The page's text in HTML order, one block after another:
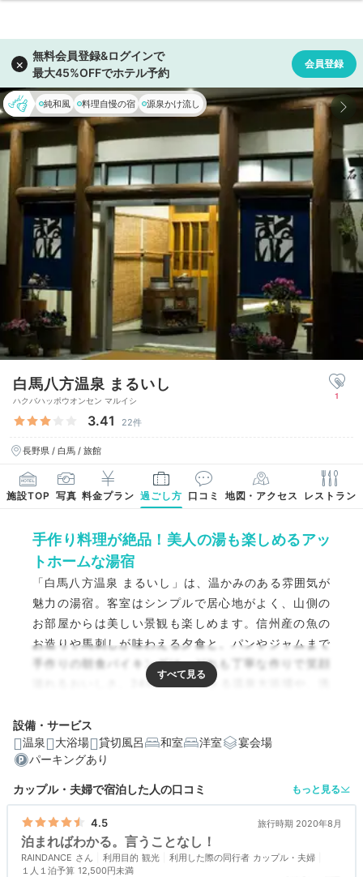
純和風 料理自慢の宿 源泉かけ流し
白馬八方温泉 まるいし
ハクバハッポウオンセン マルイシ
3.41 22件
長野県 / 白馬 / 旅館
1
施設TOP 写真 料金プラン 過ごし方 口コミ 地図・アクセス レストラン
手作り料理が絶品！美人の湯も楽しめるアッ
トホームな湯宿
「白馬八方温泉 まるいし」は、温かみのある雰囲気が
魅力の湯宿。客室はシンプルで居心地がよく、山側の
お部屋からは美しい景観も楽しめます。信州産の魚の
お造りや馬刺しが味わえる夕食と、パンやジャムまで
手作りの朝食バイキングは、どれも丁寧な作りで笑顔
溢れるおいしさ。24時間利用できる温泉大浴場や、洗
から離れた湯宿で、癒しのステイを体験してみてくだ
さいね。
編集部おすすめの３つのポイント
自家製や地元食材にこだわった絶品手作り料理に舌鼓
設備・サービス
温泉
大浴場 貸切風呂 和室 洋室
宴会場
パーキングあり
カップル・夫婦で宿泊した人の口コミ もっと見る
4.5 旅行時期 2020年8月
泊まればわかる。言うことなし！
RAINDANCE 利用目的 観光 利用した際の同行者 カップル・夫婦
１人１泊予算 12,500円未満